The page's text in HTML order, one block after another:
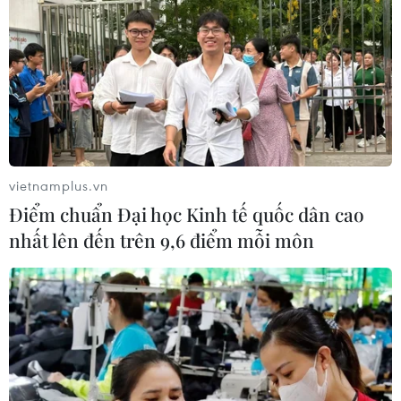
Quy định chức năng, nhiệm vụ,
quyền hạn và cơ cấu tổ chức của Bộ Y
tế
08/08/2026 14:03
Phú Thọ làm rõ sự cố y khoa khiến bé
trai 8 tuổi tử vong sau mổ ruột thừa
08/08/2026 10:28
Cuộc tìm kiếm và vá lại những 'trái
tim lỗi '
07/08/2026 04:03
Hà Nội cảnh báo về việc sử dụng tế
vietnamplus.vn
Điểm chuẩn Đại học Kinh tế quốc dân cao
nhất lên đến trên 9,6 điểm mỗi môn